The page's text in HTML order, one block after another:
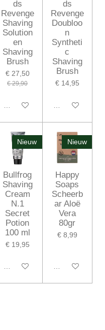
ds
Revenge
Shaving
Solution
en
Shaving
Brush
€ 27,50
€ 29,90
In winkelwagen
ds
Revenge
Doubloo
n
Syntheti
c
Shaving
Brush
€ 14,95
In winkelwagen
Nieuw
Bullfrog
Shaving
Cream
N.1
Secret
Potion
100 ml
€ 19,95
In winkelwagen
Nieuw
Happy
Soaps
Scheerb
ar Aloë
Vera
80gr
€ 8,99
In winkelwagen